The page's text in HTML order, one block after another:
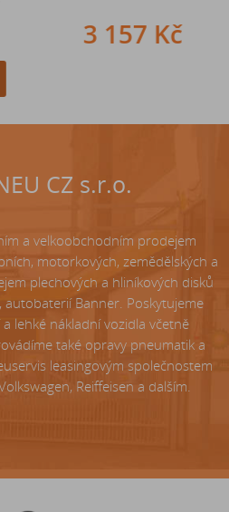
3 157 Kč
242 Kč
CZ s.r.o.
a velkoobchodním prodejem
motorkových, zemědělských a
plechových a hliníkových disků
autobaterií Banner. Poskytujeme
lehké nákladní vozidla včetně
také opravy pneumatik a
leasingovým společnostem
Reiffeisen a dalším.